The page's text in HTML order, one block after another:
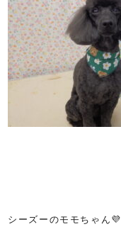
シーズーのモモちゃん💜